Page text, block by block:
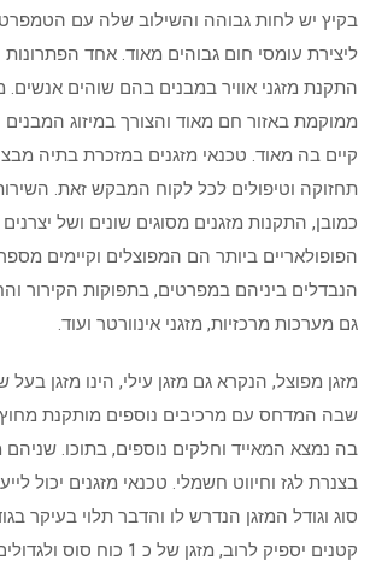
בקיץ יש לחות גבוהה והשילוב שלה עם
ליצירת עומסי חום גבוהים מאוד. אחד
התקנת מזגני אוויר במבנים בהם שוהים אנשים.
ממוקמת באזור חם מאוד והצורך במיזוג
קיים בה מאוד. טכנאי מזגנים במזכרת בתיה
תחזוקה וטיפולים לכל לקוח המבקש זאת.
כמובן, התקנות מזגנים מסוגים שונים ושל יצרנים
הפופולאריים ביותר הם המפוצלים וקיימים
הנבדלים ביניהם במפרטים, בתפוקות הקירור
גם מערכות מרכזיות, מזגני אינוורטר ועוד.
מזגן מפוצל, הנקרא גם מזגן עילי, הינו מזגן בעל
שבה המדחס עם מרכיבים נוספים מותקנת מחוץ
בה נמצא המאייד וחלקים נוספים, בתוכו. שניהם
בצנרת לגז וחיווט חשמלי. טכנאי מזגנים יכול
סוג וגודל המזגן הנדרש לו והדבר תלוי בעיקר
קטנים יספיק לרוב, מזגן של כ